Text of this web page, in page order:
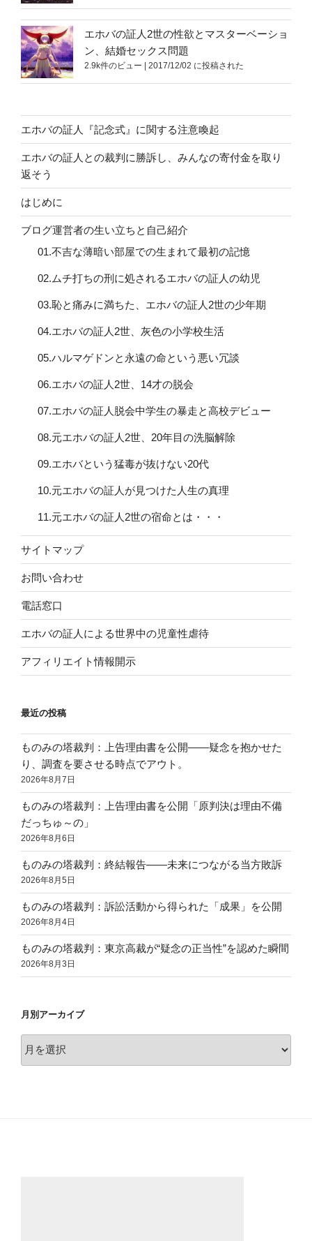
エホバの証人2世の性欲とマスターベーショ
ン、結婚セックス問題
2.9k件のビュー | 2017/12/02 に投稿された
エホバの証人『記念式』に関する注意喚起
エホバの証人との裁判に勝訴し、みんなの寄付金を取り
返そう
はじめに
ブログ運営者の生い立ちと自己紹介
01.不吉な薄暗い部屋での生まれて最初の記憶
02.ムチ打ちの刑に処されるエホバの証人の幼児
03.恥と痛みに満ちた、エホバの証人2世の少年期
04.エホバの証人2世、灰色の小学校生活
05.ハルマゲドンと永遠の命という悪い冗談
06.エホバの証人2世、14才の脱会
07.エホバの証人脱会中学生の暴走と高校デビュー
08.元エホバの証人2世、20年目の洗脳解除
09.エホバという猛毒が抜けない20代
10.元エホバの証人が見つけた人生の真理
11.元エホバの証人2世の宿命とは・・・
サイトマップ
お問い合わせ
電話窓口
エホバの証人による世界中の児童性虐待
アフィリエイト情報開示
最近の投稿
ものみの塔裁判：上告理由書を公開——疑念を抱かせた
り、調査を要させる時点でアウト。
2026年8月7日
ものみの塔裁判：上告理由書を公開「原判決は理由不備
だっちゅ～の」
2026年8月6日
ものみの塔裁判：終結報告——未来につながる当方敗訴
2026年8月5日
ものみの塔裁判：訴訟活動から得られた「成果」を公開
2026年8月4日
ものみの塔裁判：東京高裁が“疑念の正当性”を認めた瞬間
2026年8月3日
月別アーカイブ
別